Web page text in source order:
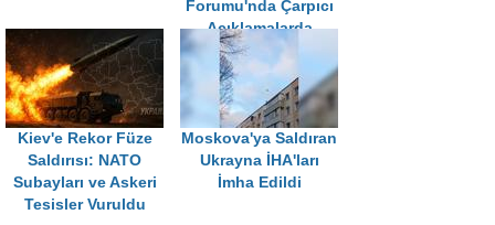
Forumu'nda Çarpıcı
Açıklamalarda
Bulundu
Kiev'e Rekor Füze
Saldırısı: NATO
Subayları ve Askeri
Tesisler Vuruldu
Moskova'ya Saldıran
Ukrayna İHA'ları
İmha Edildi